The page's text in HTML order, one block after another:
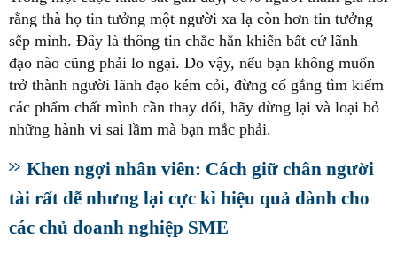
rằng thà họ tin tưởng một người xa lạ còn hơn tin tưởng
sếp mình. Đây là thông tin chắc hẳn khiến bất cứ lãnh
đạo nào cũng phải lo ngại. Do vậy, nếu bạn không muốn
trở thành người lãnh đạo kém cỏi, đừng cố gắng tìm kiếm
các phẩm chất mình cần thay đổi, hãy dừng lại và loại bỏ
những hành vi sai lầm mà bạn mắc phải.
Khen ngợi nhân viên: Cách giữ chân người
tài rất dễ nhưng lại cực kì hiệu quả dành cho
các chủ doanh nghiệp SME